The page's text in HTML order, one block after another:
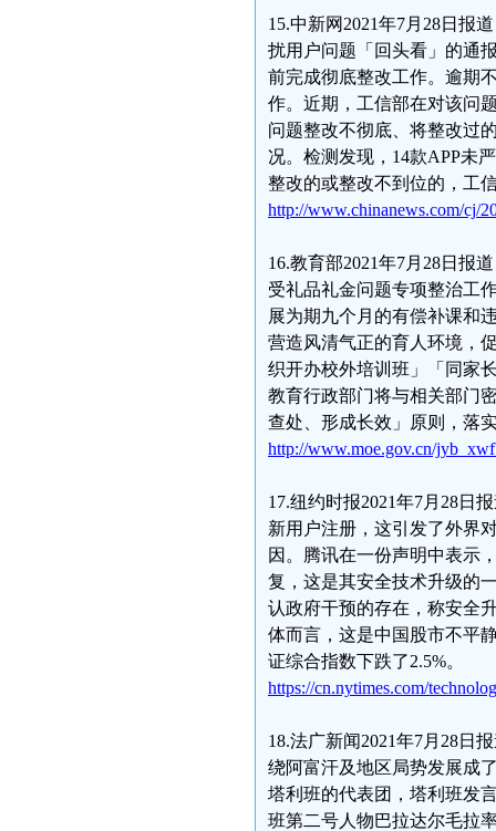
15.中新网2021年7月28日报
扰用户问题「回头看」的通
前完成彻底整改工作。逾期
作。近期，工信部在对该问
问题整改不彻底、将整改过
况。检测发现，14款APP未
整改的或整改不到位的，工
http://www.chinanews.com/cj/
16.教育部2021年7月28日报
受礼品礼金问题专项整治工
展为期九个月的有偿补课和
营造风清气正的育人环境，
织开办校外培训班」「同家
教育行政部门将与相关部门
查处、形成长效」原则，落
http://www.moe.gov.cn/
17.纽约时报2021年7月28日
新用户注册，这引发了外界
因。腾讯在一份声明中表示
复，这是其安全技术升级的
认政府干预的存在，称安全
体而言，这是中国股市不平
证综合指数下跌了2.5%。
https://cn.nytimes.com/
18.法广新闻2021年7月28日
绕阿富汗及地区局势发展成
塔利班的代表团，塔利班发
班第二号人物巴拉达尔毛拉